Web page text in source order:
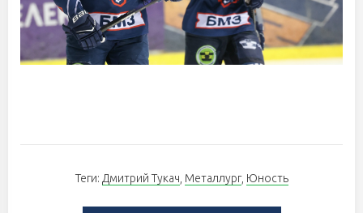
Теги: Дмитрий Тукач Металлург, Юность